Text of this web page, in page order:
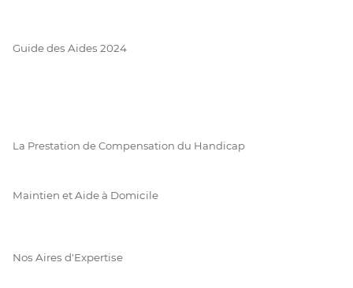
Guide des Aides 2024
La Prestation de Compensation du Handicap
Maintien et Aide à Domicile
Nos Aires d'Expertise